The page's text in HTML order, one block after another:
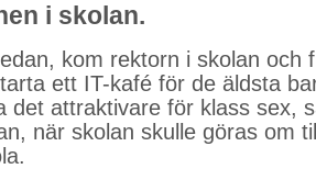
i skolan.
kom rektorn i skolan och
ett IT-kafé för de äldsta
det attraktivare för klass sex,
när skolan skulle göras om